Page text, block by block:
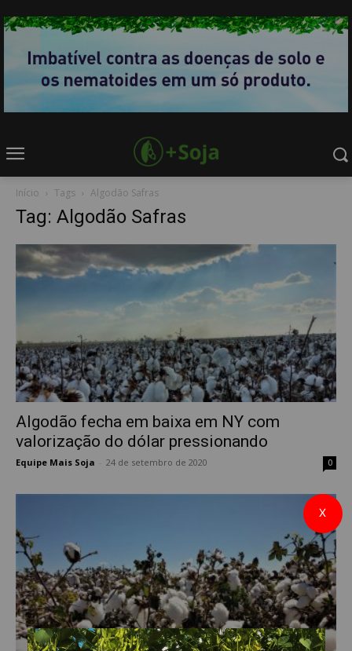
Início Tags Algodão Safras
Tag: Algodão Safras
Algodão fecha em baixa em NY com
valorização do dólar pressionando
Equipe Mais Soja 24 de setembro de 2020 0
X